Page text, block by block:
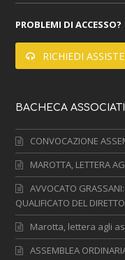
PROBLEMI DI ACCESSO?
RICHIEDI
BACHECA ASSOCIATI
CONVOCAZIONE
MAROTTA, LETTERA
AVVOCATO
QUALIFICATO DEL
Marotta, lettera agli
ASSEMBLEA